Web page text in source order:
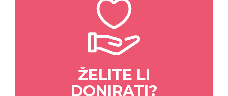
ŽELITE LI
DONIRATI?